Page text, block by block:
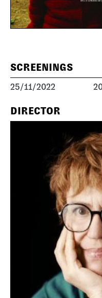
SCREENINGS
25/11/2022
DIRECTOR